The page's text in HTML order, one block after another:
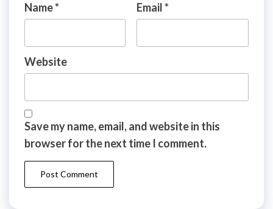
Name* Email*
Website
Save my name, email, and website in this
browser for the next time I comment.